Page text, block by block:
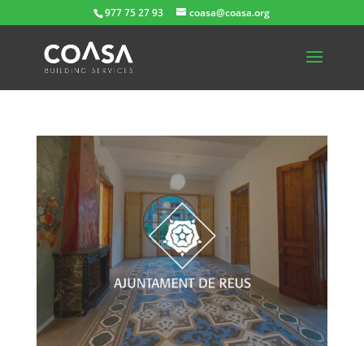
977 75 27 93 coasa@coasa.org